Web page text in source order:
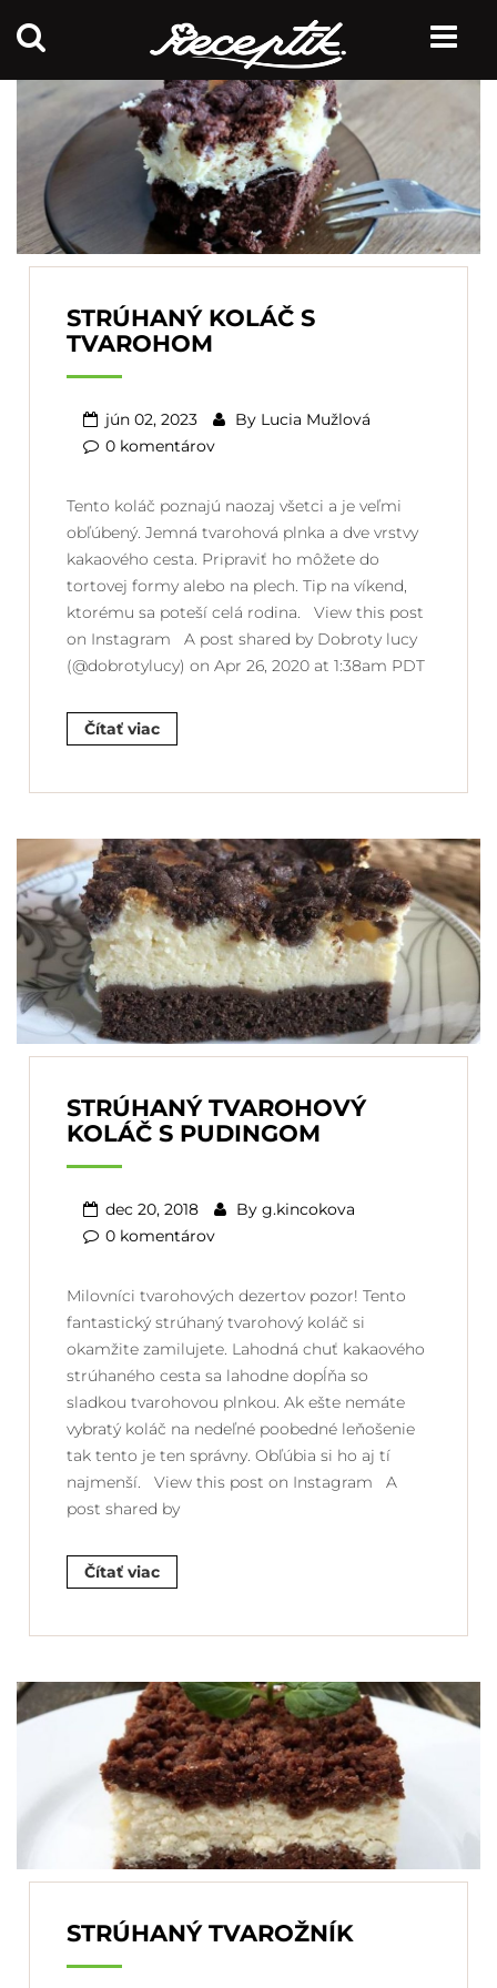
STRÚHANÝ KOLÁČ S
TVAROHOM
jún 02, 2023 By Lucia Mužlová
0 komentárov
Tento koláč poznajú naozaj všetci a je veľmi
obľúbený. Jemná tvarohová plnka a dve vrstvy
kakaového cesta. Pripraviť ho môžete do
tortovej formy alebo na plech. Tip na víkend,
ktorému sa poteší celá rodina. View this post
on Instagram A post shared by Dobroty lucy
(@dobrotylucy) on Apr 26, 2020 at 1:38am PDT
Čítať viac
STRÚHANÝ TVAROHOVÝ
KOLÁČ S PUDINGOM
dec 20, 2018 By g.kincokova
0 komentárov
Milovníci tvarohových dezertov pozor! Tento
fantastický strúhaný tvarohový koláč si
okamžite zamilujete. Lahodná chuť kakaového
strúhaného cesta sa lahodne dopĺňa so
sladkou tvarohovou plnkou. Ak ešte nemáte
vybratý koláč na nedeľné poobedné leňošenie
tak tento je ten správny. Obľúbia si ho aj tí
najmenší. View this post on Instagram A
post shared by
Čítať viac
STRÚHANÝ TVAROŽNÍK